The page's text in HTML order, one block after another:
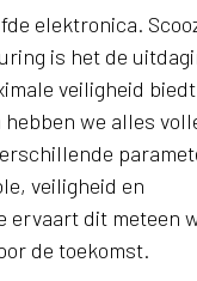
elektronica.
is het de
veiligheid
we alles
veiligheid en
ervaart dit meteen
de toekomst.